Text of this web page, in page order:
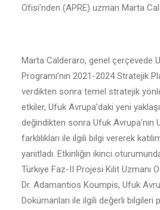
Ofisi’nden (APRE) uzman Marta
Marta Calderaro, genel çerçevede
Programı’nın 2021-2024 Stratejik
verdikten sonra temel stratejik
etkiler, Ufuk Avrupa’daki yeni
değindikten sonra Ufuk Avrupa’nın
farklılıkları ile ilgili bilgi vererek
yanıtladı. Etkinliğin ikinci
Türkiye Faz-II Projesi Kilit Uzmanı
Dr. Adamantios Koumpis, Ufuk
Dokümanları ile ilgili değerli bilgileri